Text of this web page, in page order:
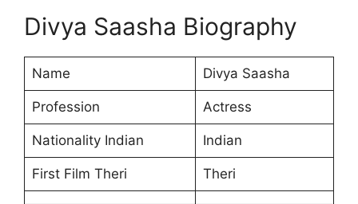
Divya Saasha Biography
Name Divya Saasha
Profession Actress
Nationality Indian Indian
First Film Theri Theri